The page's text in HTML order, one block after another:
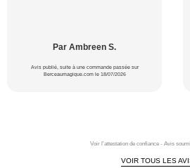
Par Ambreen S.
Avis publié, suite à une commande passée sur
Berceaumagique.com le 18/07/2026
Voir l'attestation de confiance - Avis
VOIR TOUS LES